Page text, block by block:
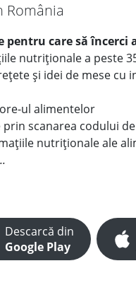
România
pentru care să încerci
nutriționale a peste
și idei de mese
ul alimentelor
scanarea codului
nutriționale ale
Descarcă din
Google Play